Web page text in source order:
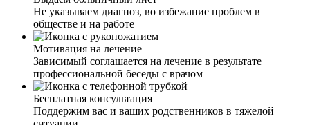
Сложно писать весь тот кошмар, который нам с
супругом пришлось пережить. Наш сын стал плотно
употреблять алкоголь, забросил учебу, пропал интерес к
тренировкам. Усугубило ситуацию и расставание с
девушкой. Два месяца назад моя подруга посоветовала
обратиться к вам. Мы с мужем решили, что надо
попробовать, и позвонили вам. В течение короткого
времени приехали ваши специалисты, провели беседу с
Не указываем диагноз, во избежание проблем в
обществе и на работе
Мотивация на лечение
Зависимый соглашается на лечение в результате
профессиональной беседы с врачом
Бесплатная консультация
Поддержим вас и ваших родственников в тяжелой